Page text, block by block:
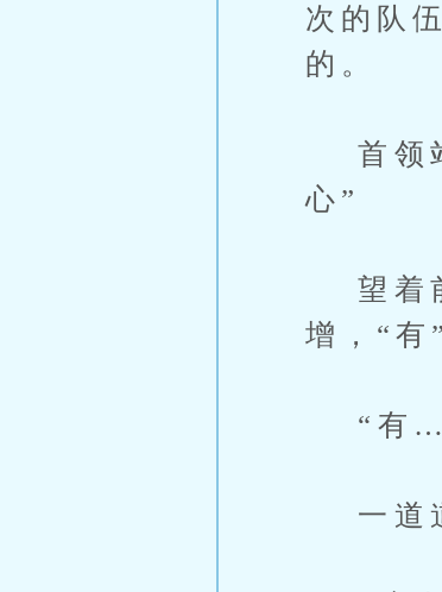
次的队
的。
首领站
心”
望着前
增，“有”
“有
一道道